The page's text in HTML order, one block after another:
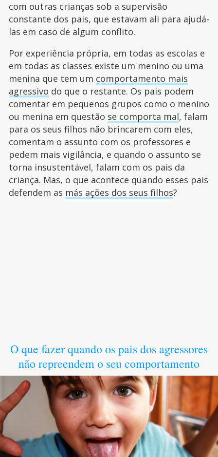
com outras crianças sob a supervisão
constante dos pais, que estavam ali para ajudá-
las em caso de algum conflito.
Por experiência própria, em todas as escolas e
em todas as classes existe um menino ou uma
menina que tem um comportamento mais
agressivo do que o restante. Os pais podem
comentar em pequenos grupos como o menino
ou menina em questão se comporta mal, falam
para os seus filhos não brincarem com eles,
comentam o assunto com os professores e
pedem mais vigilância, e quando o assunto se
torna insustentável, falam com os pais da
criança. Mas, o que acontece quando esses pais
defendem as más ações dos seus filhos?
O que fazer quando os pais dos agressores
não repreendem o seu comportamento